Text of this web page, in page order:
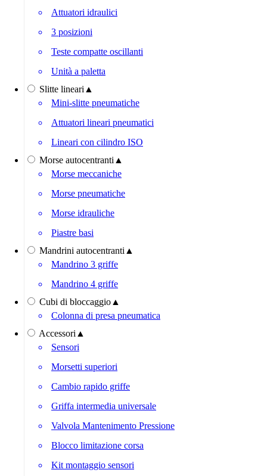
Attuatori idraulici
3 posizioni
Teste compatte oscillanti
Unità a paletta
Slitte lineari▲
Mini-slitte pneumatiche
Attuatori lineari pneumatici
Lineari con cilindro ISO
Morse autocentranti▲
Morse meccaniche
Morse pneumatiche
Morse idrauliche
Piastre basi
Mandrini autocentranti▲
Mandrino 3 griffe
Mandrino 4 griffe
Cubi di bloccaggio▲
Colonna di presa pneumatica
Accessori▲
Sensori
Morsetti superiori
Cambio rapido griffe
Griffa intermedia universale
Valvola Mantenimento Pressione
Blocco limitazione corsa
Kit montaggio sensori